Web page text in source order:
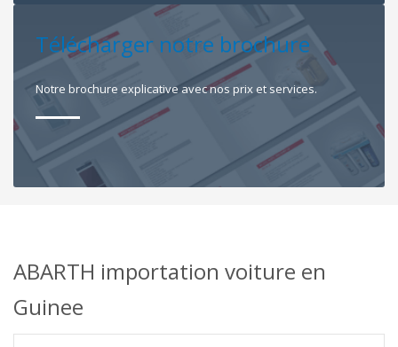
Télécharger notre brochure
Notre brochure explicative avec nos prix et services.
ABARTH importation voiture en
Guinee